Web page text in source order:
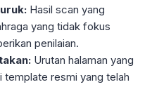
Hasil scan yang
yang tidak fokus
penilaian.
Urutan halaman yang
template resmi yang telah